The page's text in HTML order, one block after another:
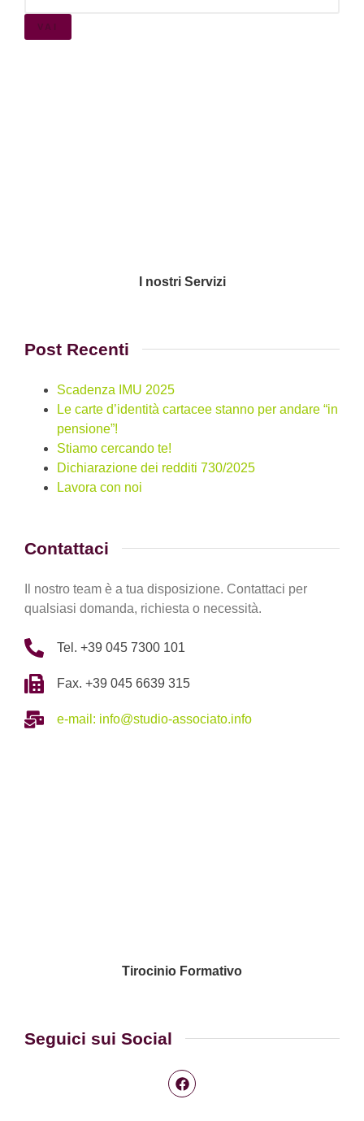
VAI
I nostri Servizi
Post Recenti
Scadenza IMU 2025
Le carte d’identità cartacee stanno per andare “in
pensione”!
Stiamo cercando te!
Dichiarazione dei redditi 730/2025
Lavora con noi
Contattaci
Il nostro team è a tua disposizione. Contattaci per
qualsiasi domanda, richiesta o necessità.
Tel. +39 045 7300 101
Fax. +39 045 6639 315
e-mail: info@studio-associato.info
Tirocinio Formativo
Seguici sui Social